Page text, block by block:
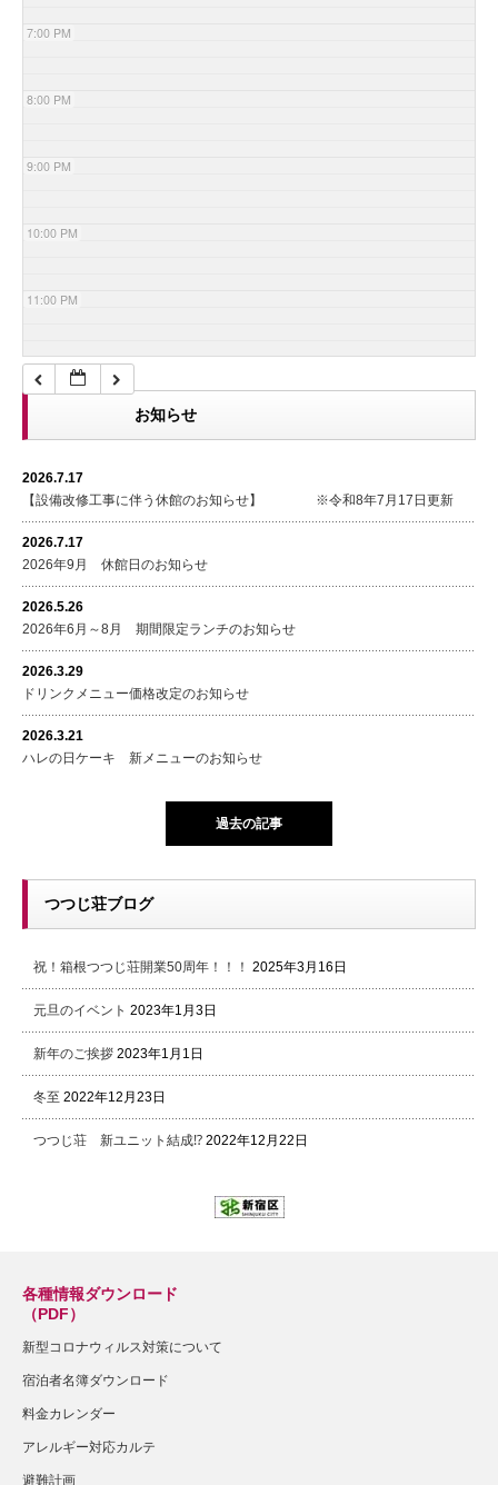
7:00 PM
8:00 PM
9:00 PM
10:00 PM
11:00 PM
お知らせ
2026.7.17
【設備改修工事に伴う休館のお知らせ】 ※令和8年7月17日更新
2026.7.17
2026年9月 休館日のお知らせ
2026.5.26
2026年6月～8月 期間限定ランチのお知らせ
2026.3.29
ドリンクメニュー価格改定のお知らせ
2026.3.21
ハレの日ケーキ 新メニューのお知らせ
過去の記事
つつじ荘ブログ
祝！箱根つつじ荘開業50周年！！！ 2025年3月16日
元旦のイベント 2023年1月3日
新年のご挨拶 2023年1月1日
冬至 2022年12月23日
つつじ荘 新ユニット結成⁉ 2022年12月22日
各種情報ダウンロード
（PDF）
新型コロナウィルス対策について
宿泊者名簿ダウンロード
料金カレンダー
アレルギー対応カルテ
避難計画